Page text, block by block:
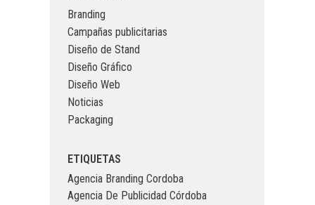
Branding
Campañas publicitarias
Diseño de Stand
Diseño Gráfico
Diseño Web
Noticias
Packaging
ETIQUETAS
Agencia Branding Cordoba
Agencia De Publicidad Córdoba